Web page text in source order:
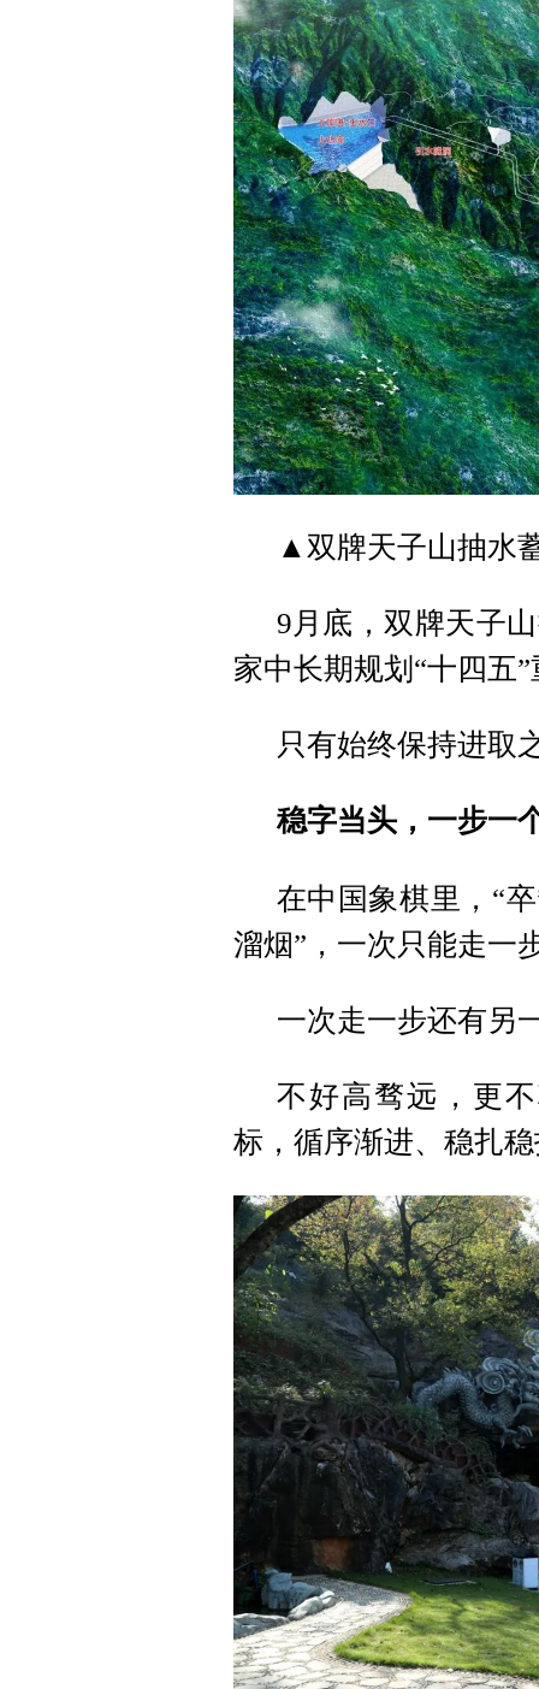
▲双牌天子山抽水
9月底，双牌天子
家中长期规划“十四五
只有始终保持进取
稳字当头，一步一
在中国象棋里，“
溜烟”，一次只能走一
一次走一步还有另
不好高骛远，更
标，循序渐进、稳扎